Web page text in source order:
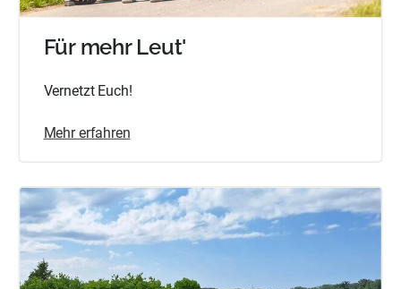
Für mehr Leut'
Vernetzt Euch!
Mehr erfahren